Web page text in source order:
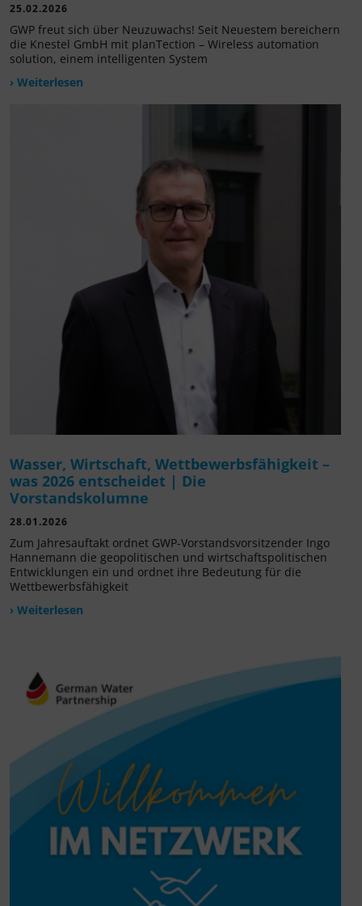
25.02.2026
GWP freut sich über Neuzuwachs! Seit Neuestem bereichern
die Knestel GmbH mit planTection – Wireless automation
solution, einem intelligenten System
› Weiterlesen
Wasser, Wirtschaft, Wettbewerbsfähigkeit –
was 2026 entscheidet | Die
Vorstandskolumne
28.01.2026
Zum Jahresauftakt ordnet GWP-Vorstandsvorsitzender Ingo
Hannemann die geopolitischen und wirtschaftspolitischen
Entwicklungen ein und ordnet ihre Bedeutung für die
Wettbewerbsfähigkeit
› Weiterlesen